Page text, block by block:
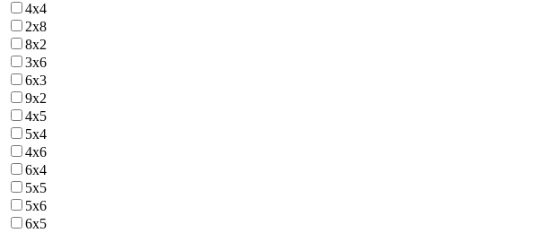
4х4
2х8
8х2
3х6
6х3
9х2
4х5
5х4
4х6
6х4
5х5
5х6
6х5